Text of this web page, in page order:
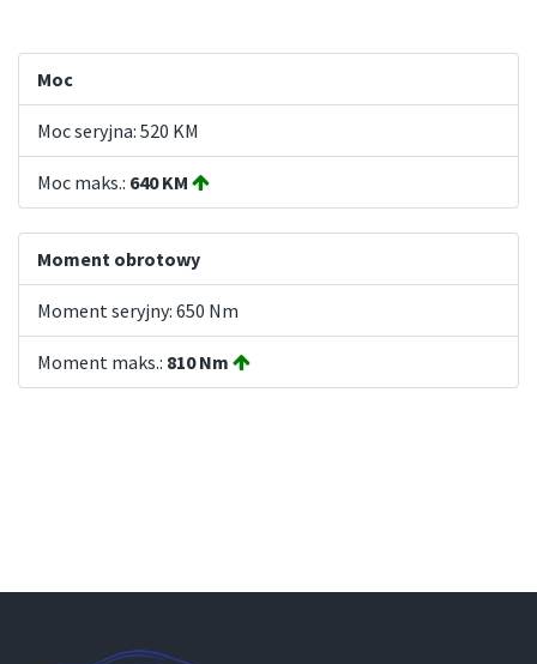
Moc
Moc seryjna: 520 KM
Moc maks.: 640 KM
Moment obrotowy
Moment seryjny: 650 Nm
Moment maks.: 810 Nm